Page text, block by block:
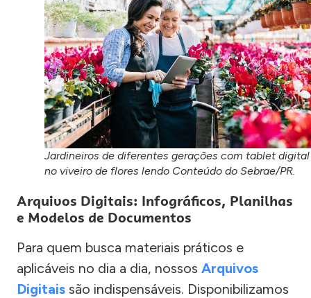
Jardineiros de diferentes gerações com tablet digital
no viveiro de flores lendo Conteúdo do Sebrae/PR.
Arquivos Digitais: Infográficos, Planilhas
e Modelos de Documentos
Para quem busca materiais práticos e
aplicáveis no dia a dia, nossos Arquivos
Digitais são indispensáveis. Disponibilizamos